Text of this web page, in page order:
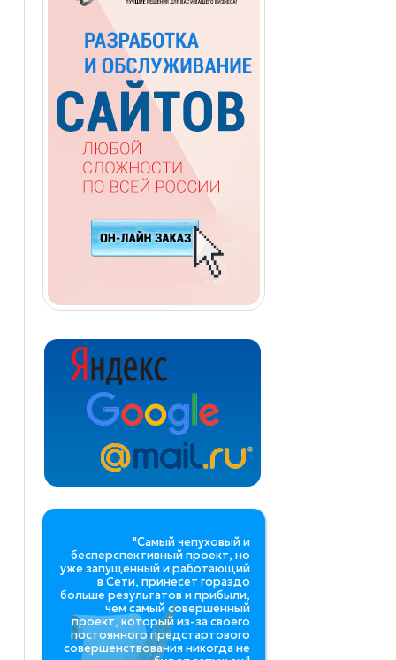
"Самый чепуховый и
бесперспективный проект, но
уже запущенный и работающий
в Сети, принесет гораздо
больше результатов и прибыли,
чем самый совершенный
проект, который из-за своего
постоянного предстартового
совершенствования никогда не